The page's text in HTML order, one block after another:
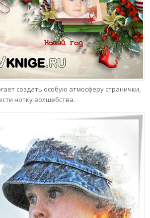
создать особую атмосферу странички,
нотку волшебства.